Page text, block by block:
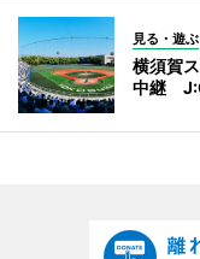
見る・遊ぶ
横須賀
中継